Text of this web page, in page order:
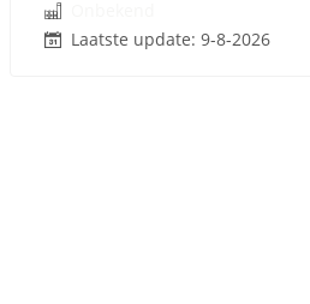
Laatste update: 9-8-2026